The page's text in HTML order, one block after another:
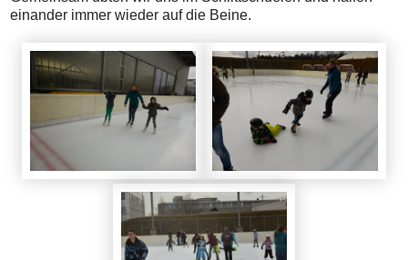
einander immer wieder auf die Beine.